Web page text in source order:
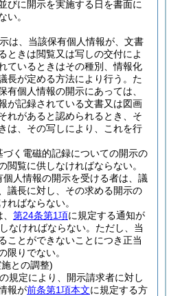
びに開示を実施する日を書面に
い。
は、当該保有個人情報が、文書
ときは閲覧又は写しの交付によ
ているときはその種別、情報化
長が定める方法により行う。 た
有個人情報の開示にあっては、
が記録されている文書又は図画
れがあると認められるとき、そ
は、その写しにより、これを行
づく電磁的記録についての開示の
閲覧に供しなければならない。
人情報の開示を受ける者は、議
議長に対し、その求める開示の
ればならない。
第24条第1項に規定する通知が
なければならない。 ただし、当
ことができないことにつき正当
限りでない。
との調整)
規定により、開示請求者に対し
報が前条第1項本文に規定する方